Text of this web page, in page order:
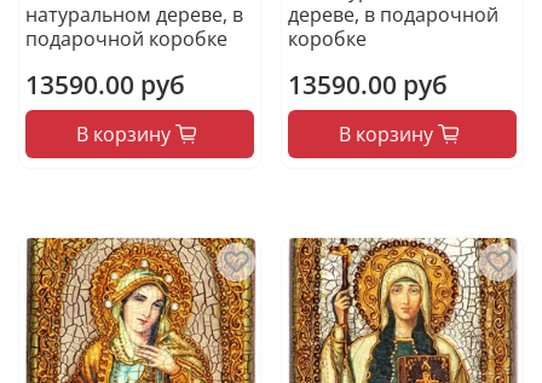
натуральном дереве, в
подарочной коробке
13590.00 руб
В корзину
дереве, в подарочной
коробке
13590.00 руб
В корзину